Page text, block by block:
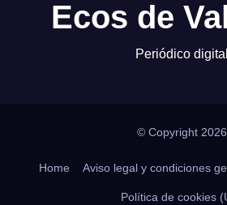
Ecos de
Periódico digital
© Copyright 2026
Home Aviso legal y condiciones
Política de cookies